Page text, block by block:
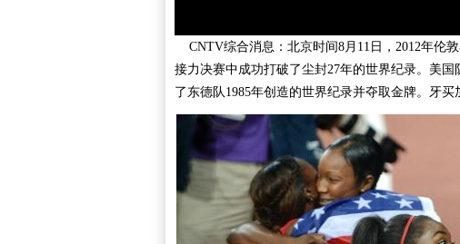
CNTV综合消息：北京时间8月11日，2012年伦
接力决赛中成功打破了尘封27年的世界纪录。美
了东德队1985年创造的世界纪录并夺取金牌。牙买